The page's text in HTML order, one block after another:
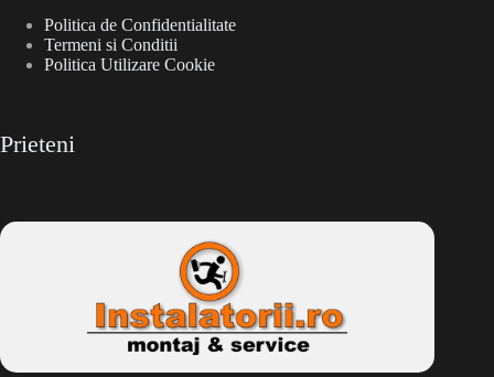
Politica de Confidentialitate
Termeni si Conditii
Politica Utilizare Cookie
Prieteni